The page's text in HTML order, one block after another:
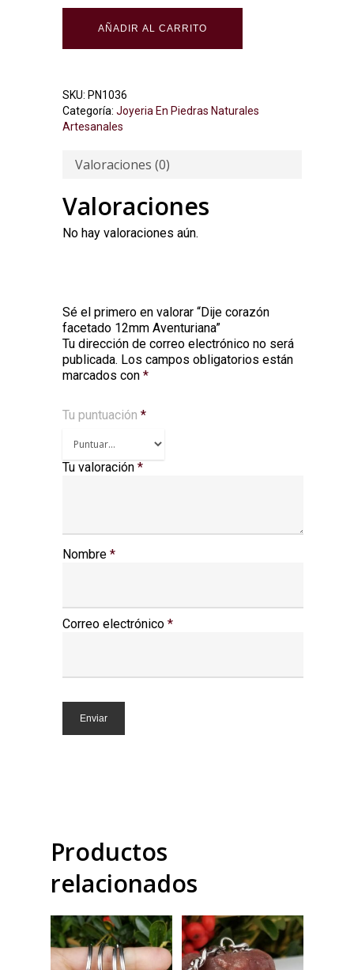
AÑADIR AL CARRITO
SKU: PN1036
Categoría: Joyeria En Piedras Naturales
Artesanales
Valoraciones (0)
Valoraciones
No hay valoraciones aún.
Sé el primero en valorar “Dije corazón
facetado 12mm Aventuriana”
Tu dirección de correo electrónico no será
publicada. Los campos obligatorios están
marcados con *
Tu puntuación *
Tu valoración *
Nombre *
Correo electrónico *
Alternative:
Productos
relacionados